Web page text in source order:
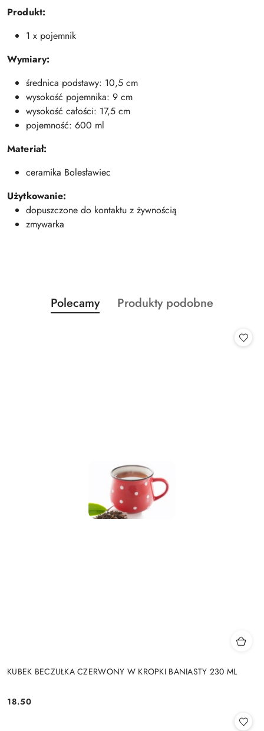
Produkt:
1 x pojemnik
Wymiary:
średnica podstawy: 10,5 cm
wysokość pojemnika: 9 cm
wysokość całości: 17,5 cm
pojemność: 600 ml
Materiał:
ceramika Bolesławiec
Użytkowanie:
dopuszczone do kontaktu z żywnością
zmywarka
Pomiń karuzelę produktów
Produkty
o
Polecamy
Produkty
Produkty podobne
KUBEK BECZUŁKA CZERWONY W KROPKI BANIASTY 230 ML
Cena:
18.50